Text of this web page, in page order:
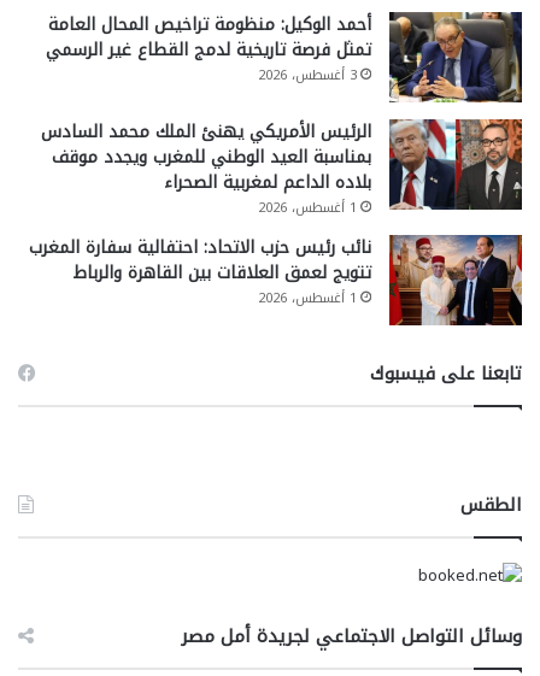
أحمد الوكيل: منظومة تراخيص المحال العامة
تمثل فرصة تاريخية لدمج القطاع غير الرسمي
3 أغسطس، 2026
الرئيس الأمريكي يهنئ الملك محمد السادس
بمناسبة العيد الوطني للمغرب ويجدد موقف
بلاده الداعم لمغربية الصحراء
1 أغسطس، 2026
نائب رئيس حزب الاتحاد: احتفالية سفارة المغرب
تتويج لعمق العلاقات بين القاهرة والرباط
1 أغسطس، 2026
تابعنا على فيسبوك
الطقس
وسائل التواصل الاجتماعي لجريدة أمل مصر